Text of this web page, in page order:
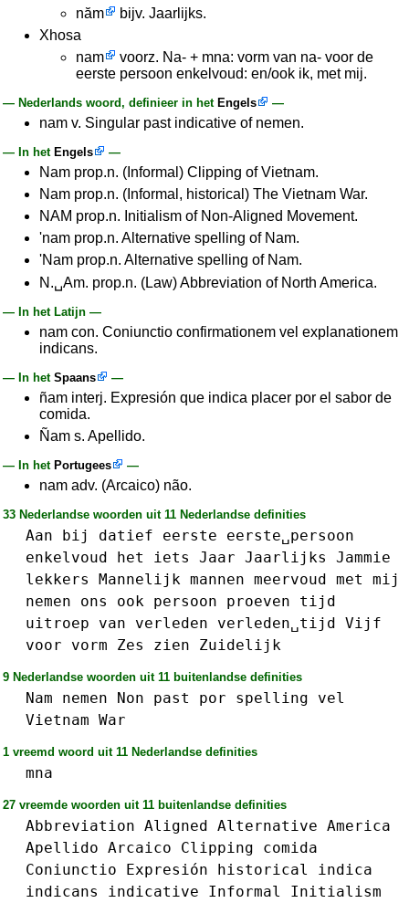
năm
bijv. Jaarlijks.
Xhosa
nam
voorz. Na- + mna: vorm van na- voor de
eerste persoon enkelvoud: en/ook ik, met mij.
— Nederlands woord, definieer in het Engels —
nam v. Singular past indicative of nemen.
— In het Engels —
Nam prop.n. (Informal) Clipping of Vietnam.
Nam prop.n. (Informal, historical) The Vietnam War.
NAM prop.n. Initialism of Non-Aligned Movement.
'nam prop.n. Alternative spelling of Nam.
'Nam prop.n. Alternative spelling of Nam.
N.␣Am. prop.n. (Law) Abbreviation of North America.
— In het Latijn —
nam con. Coniunctio confirmationem vel explanationem
indicans.
— In het Spaans —
ñam interj. Expresión que indica placer por el sabor de
comida.
Ñam s. Apellido.
— In het Portugees —
nam adv. (Arcaico) não.
33 Nederlandse woorden uit 11 Nederlandse definities
Aan bij datief eerste
eerste␣persoon
enkelvoud
het iets Jaar Jaarlijks
Jammie
lekkers
Mannelijk mannen meervoud met
mij
nemen
ons ook persoon proeven
tijd
uitroep
van verleden verleden␣tijd Vijf
voor
vorm Zes zien Zuidelijk
9 Nederlandse woorden uit 11 buitenlandse definities
Nam nemen Non past por spelling
vel
Vietnam War
1 vreemd woord uit 11 Nederlandse definities
mna
27 vreemde woorden uit 11 buitenlandse definities
Abbreviation Aligned Alternative America
Apellido Arcaico Clipping
comida
Coniunctio
Expresión historical
indica
indicans
indicative Informal
Initialism